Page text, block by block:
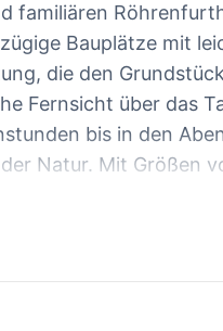
familiären
Bauplätze mit
die den
Fernsicht über das
bis in den
Natur. Mit Größen
zollen Blick ins
16 mit 726 m²